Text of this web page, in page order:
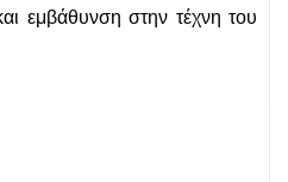
εμβάθυνση στην τέχνη του